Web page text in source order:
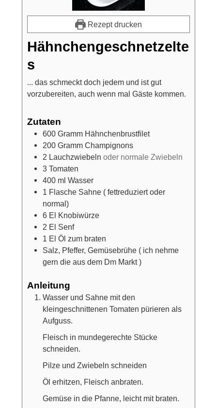
Rezept drucken
Hähnchengeschnetzelte
s
... das schmeckt doch jedem und ist gut
vorzubereiten, auch wenn mal Gäste kommen.
Zutaten
600 Gramm Hähnchenbrustfilet
200 Gramm Champignons
2 Lauchzwiebeln oder normale Zwiebeln
3 Tomaten
400 ml Wasser
1 Flasche Sahne ( fettreduziert oder
normal)
6 El
Knobiwürze
2 El Senf
1 El Öl zum braten
Salz, Pfeffer, Gemüsebrühe ( ich nehme
gern die aus dem Dm Markt )
Anleitung
Wasser und Sahne mit den
kleingeschnittenen Tomaten pürieren als
Aufguss.
Fleisch in mundegerechte Stücke
schneiden.
Pilze und Zwiebeln schneiden
Öl erhitzen, Fleisch anbraten.
Gemüse in die Pfanne, leicht mit braten.